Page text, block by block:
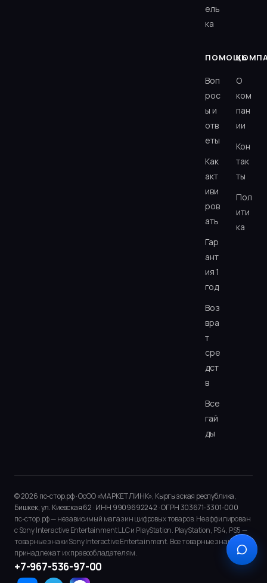
ель
ка
ПОМОЩЬ
Воп
рос
ы и
отв
еты
Как
акт
иви
ров
ать
Гар
ант
ия 1
год
Воз
вра
т
сре
дст
в
Все
гай
ды
О
ком
пан
ии
Кон
так
ты
Пол
ити
ка
© 2026 пс-стор.рф · ОсОО «МАРКЕТ ЛИНК», Кыргызская республика,
Бишкек, ул. Киевская 62 · ИНН 9909692242 · ОГРН 303671-3301-000
пс-стор.рф — независимый магазин цифровых товаров. Не аффилирован
с Sony Interactive Entertainment LLC и PlayStation. PlayStation, PS4, PS5 —
товарные знаки Sony Interactive Entertainment. Все товарные знаки
принадлежат их правообладателям.
+7-967-536-97-00